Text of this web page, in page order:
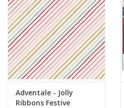
Adventale - Jolly
Ribbons Festive